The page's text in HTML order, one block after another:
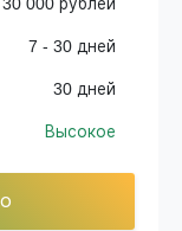
000 рублей
7 - 30 дней
30 дней
Высокое